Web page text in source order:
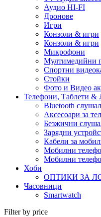
Аудио HI-FI
Дронове
Игри
Конзоли & игри
Конзоли & игри
Микрофони
Мултимедийни
Спортни
Стойки
Фото и Видео
Телефони, Таблети &
Bluetooth
Аксесоари за
Безжични
Зарядни
Кабели за
Мобилни
Мобилни
Хоби
ОПТИКИ ЗА
Часовници
Smartwatch
Filter by price